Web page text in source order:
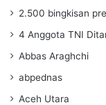
2.500 bingkisan
4 Anggota TNI
Abbas Araghchi
abpednas
Aceh Utara